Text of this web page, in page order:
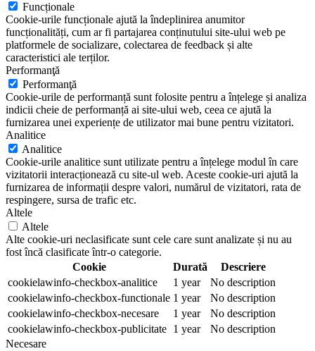
Funcționale
Cookie-urile funcționale ajută la îndeplinirea anumitor
funcționalități, cum ar fi partajarea conținutului site-ului web pe
platformele de socializare, colectarea de feedback și alte
caracteristici ale terților.
Performanţă
Performanţă
Cookie-urile de performanță sunt folosite pentru a înțelege și analiza
indicii cheie de performanță ai site-ului web, ceea ce ajută la
furnizarea unei experiențe de utilizator mai bune pentru vizitatori.
Analitice
Analitice
Cookie-urile analitice sunt utilizate pentru a înțelege modul în care
vizitatorii interacționează cu site-ul web. Aceste cookie-uri ajută la
furnizarea de informații despre valori, numărul de vizitatori, rata de
respingere, sursa de trafic etc.
Altele
Altele
Alte cookie-uri neclasificate sunt cele care sunt analizate și nu au
fost încă clasificate într-o categorie.
Cookie
Durată
Descriere
cookielawinfo-checkbox-analitice
1 year
No description
cookielawinfo-checkbox-functionale 1 year
No description
cookielawinfo-checkbox-necesare
1 year
No description
cookielawinfo-checkbox-publicitate 1 year
No description
Necesare